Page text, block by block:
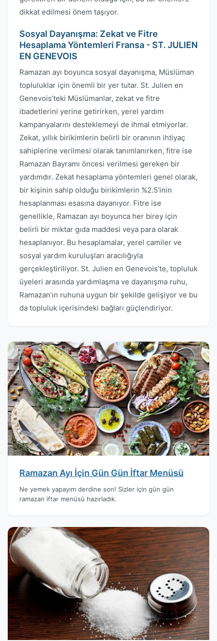
dikkat edilmesi önem taşıyor.
Sosyal Dayanışma: Zekat ve Fitre
Hesaplama Yöntemleri Fransa - ST. JULIEN
EN GENEVOIS
Ramazan ayı boyunca sosyal dayanışma, Müslüman
topluluklar için önemli bir yer tutar. St. Julien en
Genevois’teki Müslümanlar, zekat ve fitre
ibadetlerini yerine getirirken, yerel yardım
kampanyalarını desteklemeyi de ihmal etmiyorlar.
Zekat, yıllık birikimlerin belirli bir oranının ihtiyaç
sahiplerine verilmesi olarak tanımlanırken, fitre ise
Ramazan Bayramı öncesi verilmesi gereken bir
yardımdır. Zekat hesaplama yöntemleri genel olarak,
bir kişinin sahip olduğu birikimlerin %2.5'inin
hesaplanması esasına dayanıyor. Fitre ise
genellikle, Ramazan ayı boyunca her birey için
belirli bir miktar gıda maddesi veya para olarak
hesaplanıyor. Bu hesaplamalar, yerel camiler ve
sosyal yardım kuruluşları aracılığıyla
gerçekleştiriliyor. St. Julien en Genevois’te, topluluk
üyeleri arasında yardımlaşma ve dayanışma ruhu,
Ramazan’ın ruhuna uygun bir şekilde gelişiyor ve bu
da topluluk içerisindeki bağları güçlendiriyor.
Ramazan Ayı İçin Gün Gün İftar Menüsü
Ne yemek yapayım derdine son! Sizler için gün gün
ramazan iftar menüsü hazırladık.